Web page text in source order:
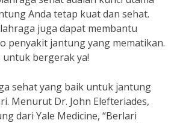
Anda tetap kuat dan sehat.
juga dapat membantu
penyakit jantung yang mematikan.
untuk bergerak ya!
sehat yang baik untuk jantung
Menurut Dr. John Elefteriades,
dari Yale Medicine, “Berlari